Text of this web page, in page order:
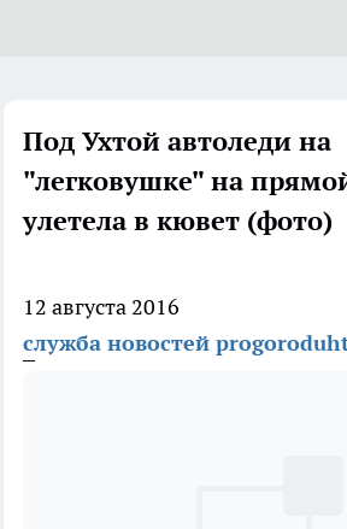
Под Ухтой автоледи на
"легковушке" на
улетела в кювет (фото)
12 августа 2016
служба новостей